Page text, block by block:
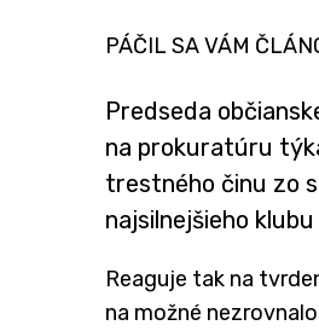
PÁČIL SA VÁM
Predseda
na prokuratúru
trestného činu zo
najsilnejšieho
Reaguje tak na
na možné